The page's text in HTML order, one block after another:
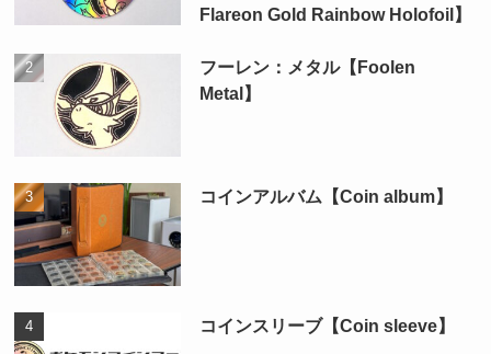
Flareon Gold Rainbow Holofoil】
フーレン：メタル【Foolen
Metal】
コインアルバム【Coin album】
コインスリーブ【Coin sleeve】